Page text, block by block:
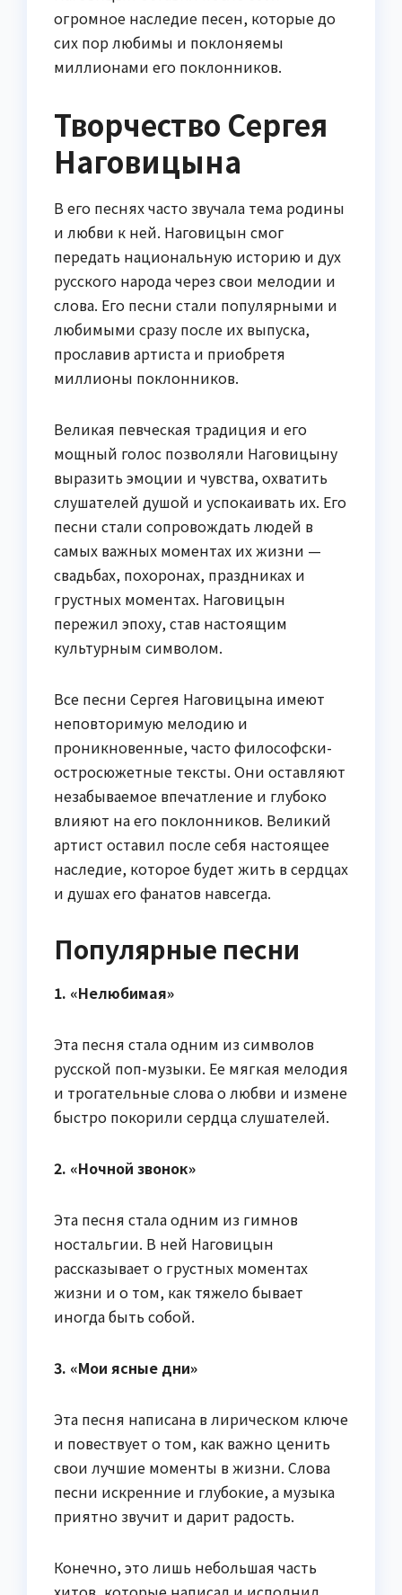
огромное наследие песен, которые до
сих пор любимы и поклоняемы
миллионами его поклонников.
Творчество Сергея
Наговицына
В его песнях часто звучала тема родины
и любви к ней. Наговицын смог
передать национальную историю и дух
русского народа через свои мелодии и
слова. Его песни стали популярными и
любимыми сразу после их выпуска,
прославив артиста и приобретя
миллионы поклонников.
Великая певческая традиция и его
мощный голос позволяли Наговицыну
выразить эмоции и чувства, охватить
слушателей душой и успокаивать их. Его
песни стали сопровождать людей в
самых важных моментах их жизни —
свадьбах, похоронах, праздниках и
грустных моментах. Наговицын
пережил эпоху, став настоящим
культурным символом.
Все песни Сергея Наговицына имеют
неповторимую мелодию и
проникновенные, часто философски-
остросюжетные тексты. Они оставляют
незабываемое впечатление и глубоко
влияют на его поклонников. Великий
артист оставил после себя настоящее
наследие, которое будет жить в сердцах
и душах его фанатов навсегда.
Популярные песни
1. «Нелюбимая»
Эта песня стала одним из символов
русской поп-музыки. Ее мягкая мелодия
и трогательные слова о любви и измене
быстро покорили сердца слушателей.
2. «Ночной звонок»
Эта песня стала одним из гимнов
ностальгии. В ней Наговицын
рассказывает о грустных моментах
жизни и о том, как тяжело бывает
иногда быть собой.
3. «Мои ясные дни»
Эта песня написана в лирическом ключе
и повествует о том, как важно ценить
свои лучшие моменты в жизни. Слова
песни искренние и глубокие, а музыка
приятно звучит и дарит радость.
Конечно, это лишь небольшая часть